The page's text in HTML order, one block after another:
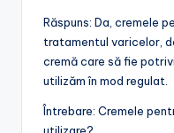
Răspuns: Da, cremele
tratamentul varicelor,
cremă care să fie
utilizăm în mod regulat.
Întrebare: Cremele
utilizare?